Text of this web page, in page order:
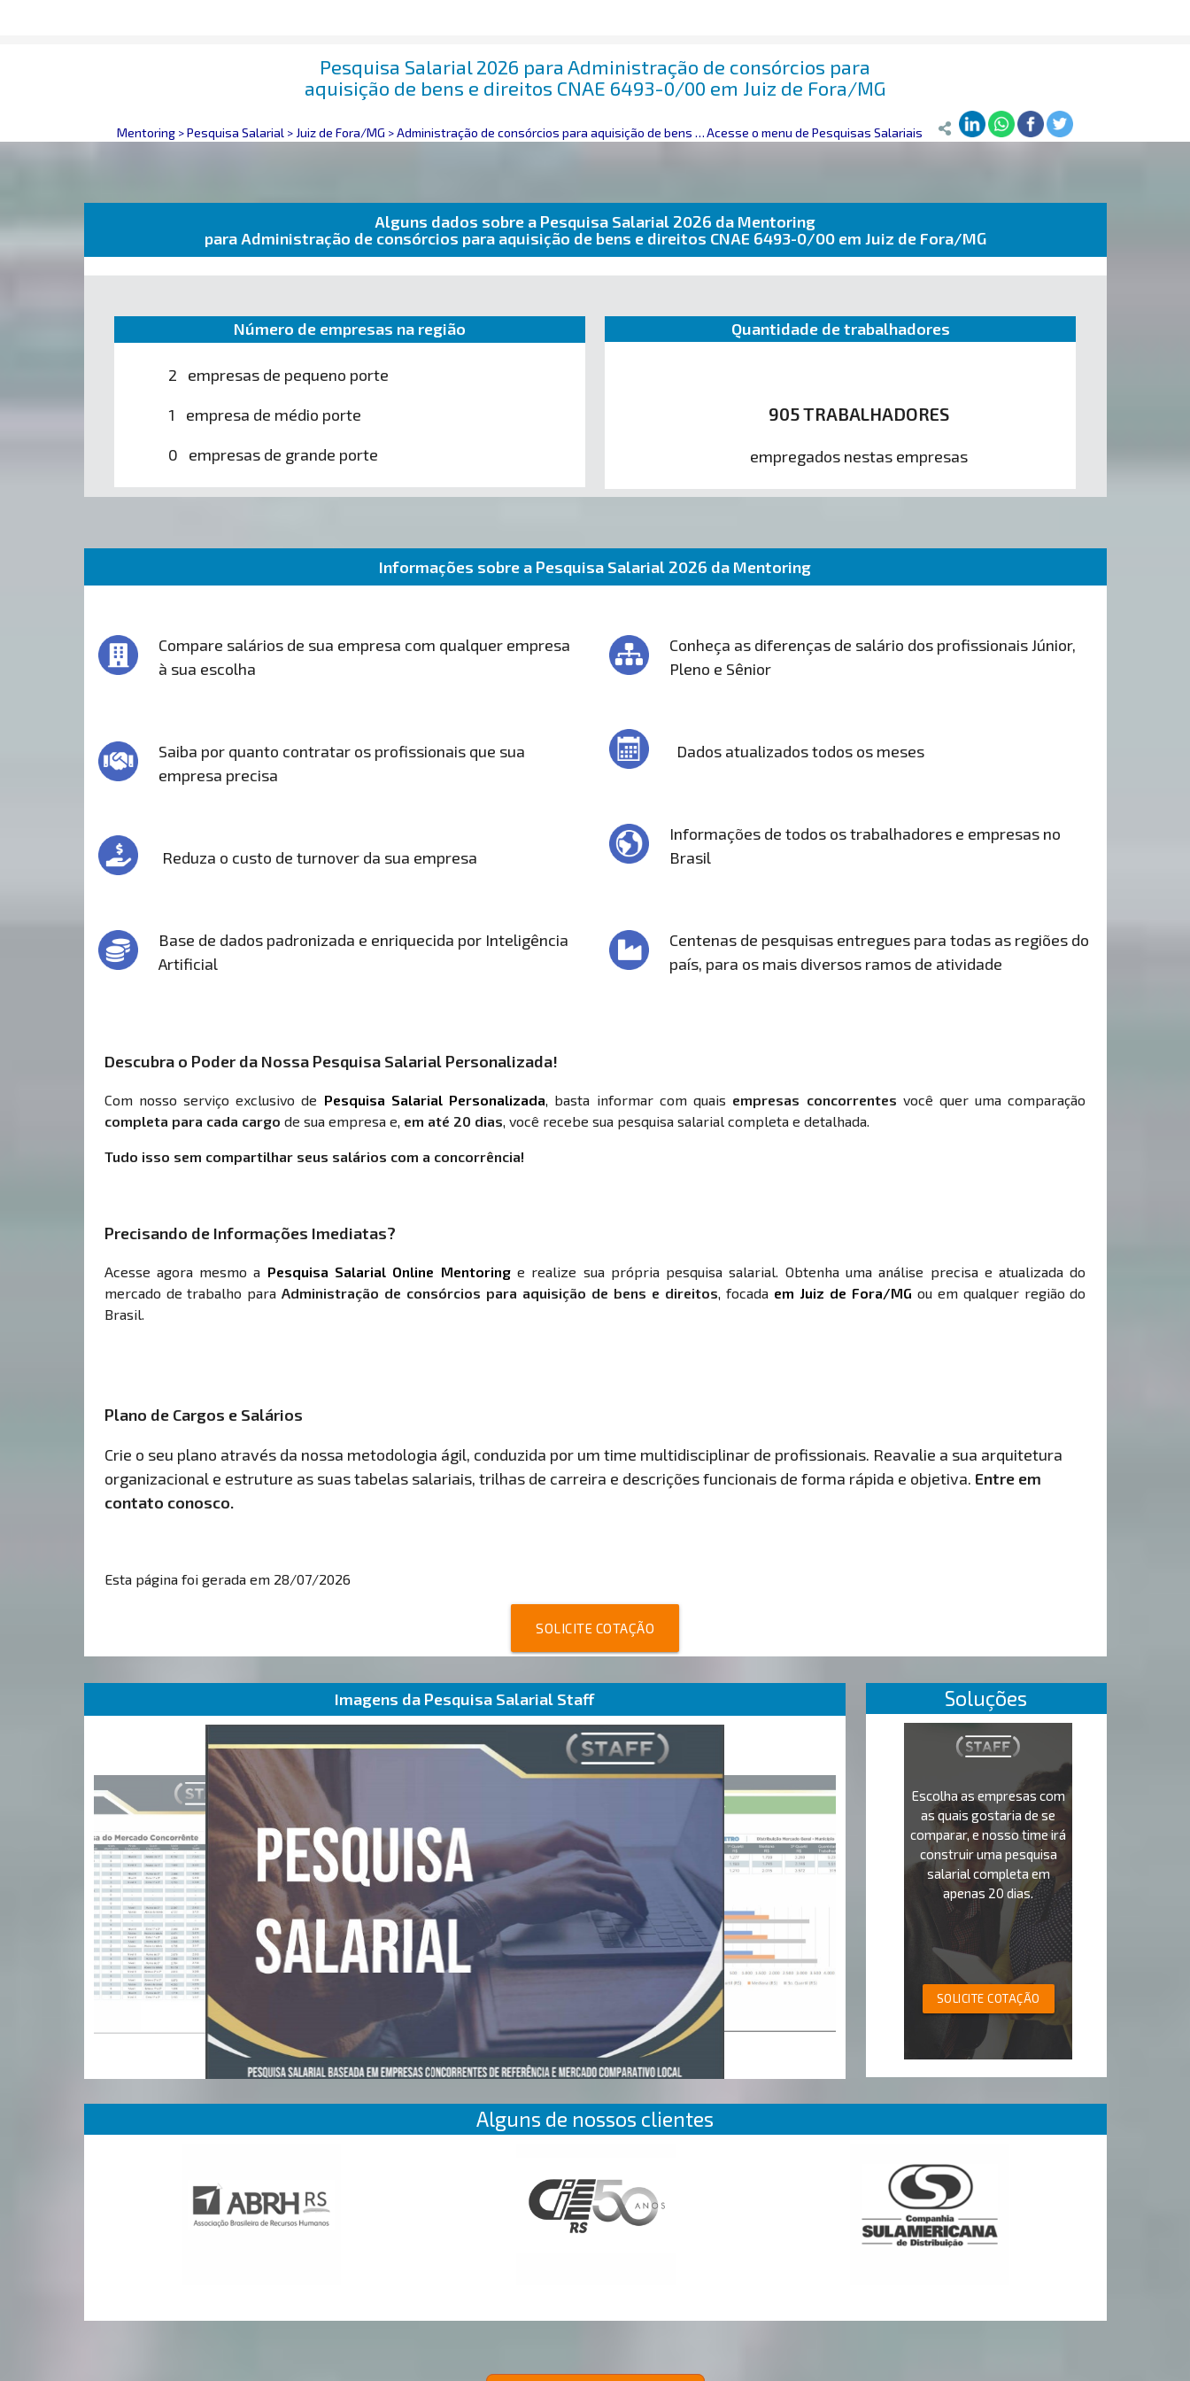
Pesquisa Salarial 2026 para Administração de consórcios para
aquisição de bens e direitos CNAE 6493-0/00 em Juiz de Fora/MG
Mentoring >Pesquisa Salarial > Juiz de Fora/MG >Administração de consórcios para aquisição de bens e direitos Acesse o menu de Pesquisas Salariais
Alguns dados sobre a Pesquisa Salarial 2026 da Mentoring
para Administração de consórcios para aquisição de bens e direitos CNAE 6493-0/00 em Juiz de Fora/MG
Número de empresas na região
2 empresas de pequeno porte
1 empresa de médio porte
0 empresas de grande porte
Quantidade de trabalhadores
905 TRABALHADORES
empregados nestas empresas
Informações sobre a Pesquisa Salarial 2026 da Mentoring
Compare salários de sua empresa com qualquer empresa
à sua escolha
Saiba por quanto contratar os profissionais que sua
empresa precisa
Reduza o custo de turnover da sua empresa
Base de dados padronizada e enriquecida por Inteligência
Artificial
Conheça as diferenças de salário dos profissionais Júnior,
Pleno e Sênior
Dados atualizados todos os meses
Informações de todos os trabalhadores e empresas no
Brasil
Centenas de pesquisas entregues para todas as regiões do
país, para os mais diversos ramos de atividade
Descubra o Poder da Nossa Pesquisa Salarial Personalizada!
Com nosso serviço exclusivo de Pesquisa Salarial Personalizada, basta informar com quais empresas concorrentes você quer uma comparação
completa para cada cargo de sua empresa e, em até 20 dias, você recebe sua pesquisa salarial completa e detalhada.
Tudo isso sem compartilhar seus salários com a concorrência!
Precisando de Informações Imediatas?
Acesse agora mesmo a Pesquisa Salarial Online Mentoringe realize sua própria pesquisa salarial. Obtenha uma análise precisa e atualizada do
mercado de trabalho paraAdministração de consórcios para aquisição de bens e direitos, focada em Juiz de Fora/MG ou em qualquer região do
Brasil.
Plano de Cargos e Salários
Crie o seu plano através da nossa metodologia ágil, conduzida por um time multidisciplinar de profissionais. Reavalie a sua arquitetura
organizacional e estruture as suas tabelas salariais, trilhas de carreira e descrições funcionais de forma rápida e objetiva. Entre em
contato conosco.
Esta página foi gerada em 28/07/2026
SOLICITE COTAÇÃO
Imagens da Pesquisa Salarial Staff Soluções
Escolha as empresas com
as quais gostaria de se
comparar, e nosso time irá
construir uma pesquisa
salarial completa em
apenas 20 dias.
SOLICITE COTAÇÃO
Alguns de nossos clientes